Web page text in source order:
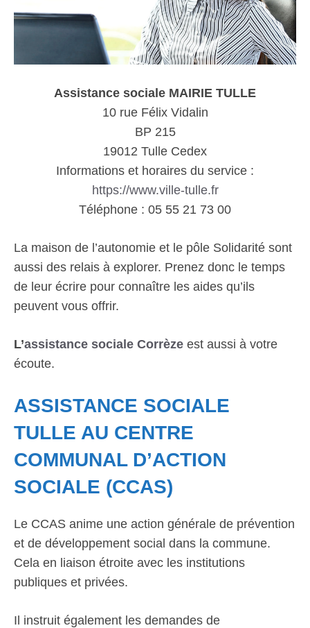
Assistance sociale MAIRIE TULLE
10 rue Félix Vidalin
BP 215
19012 Tulle Cedex
Informations et horaires du service :
https://www.ville-tulle.fr
Téléphone : 05 55 21 73 00
La maison de l’autonomie et le pôle Solidarité sont
aussi des relais à explorer. Prenez donc le temps
de leur écrire pour connaître les aides qu’ils
peuvent vous offrir.
L’assistance sociale Corrèze est aussi à votre
écoute.
ASSISTANCE SOCIALE
TULLE AU CENTRE
COMMUNAL D’ACTION
SOCIALE (CCAS)
Le CCAS anime une action générale de prévention
et de développement social dans la commune.
Cela en liaison étroite avec les institutions
publiques et privées.
Il instruit également les demandes de